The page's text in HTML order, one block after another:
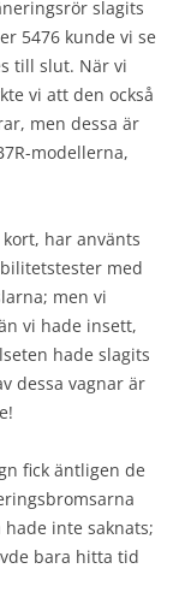
slagits
5476 kunde vi se
till slut. När vi
vi att den också
men dessa är
modellerna,
har använts
med
men vi
vi hade insett,
hade slagits
dessa vagnar är
fick äntligen de
inte saknats;
bara hitta tid